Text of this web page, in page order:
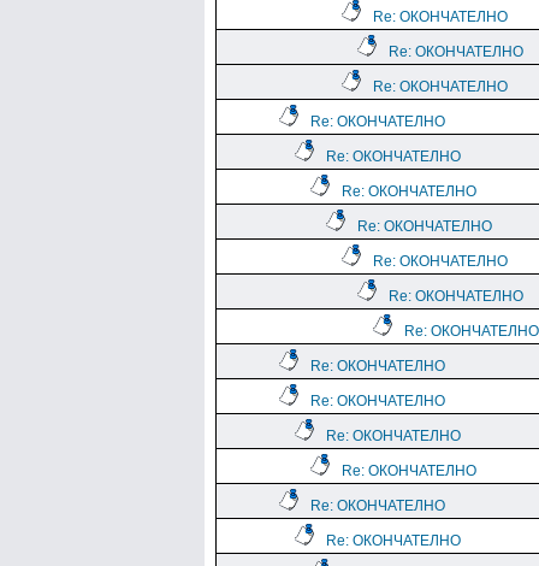
Re: ОКОНЧАТЕЛНО
Re: ОКОНЧАТЕЛНО
Re: ОКОНЧАТЕЛНО
Re: ОКОНЧАТЕЛНО
Re: ОКОНЧАТЕЛНО
Re: ОКОНЧАТЕЛНО
Re: ОКОНЧАТЕЛНО
Re: ОКОНЧАТЕЛНО
Re: ОКОНЧАТЕЛНО
Re: ОКОНЧАТЕЛНО
Re: ОКОНЧАТЕЛНО
Re: ОКОНЧАТЕЛНО
Re: ОКОНЧАТЕЛНО
Re: ОКОНЧАТЕЛНО
Re: ОКОНЧАТЕЛНО
Re: ОКОНЧАТЕЛНО